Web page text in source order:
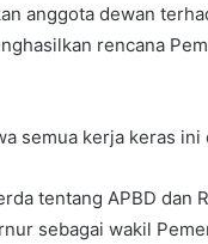
anggota dewan
rencana
semua kerja keras
tentang APBD dan
sebagai wakil